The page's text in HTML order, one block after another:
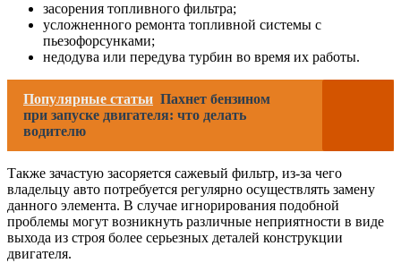
засорения топливного фильтра;
усложненного ремонта топливной системы с
пьезофорсунками;
недодува или передува турбин во время их работы.
Популярные статьи Пахнет бензином
при запуске двигателя: что делать
водителю
Также зачастую засоряется сажевый фильтр, из-за чего
владельцу авто потребуется регулярно осуществлять замену
данного элемента. В случае игнорирования подобной
проблемы могут возникнуть различные неприятности в виде
выхода из строя более серьезных деталей конструкции
двигателя.